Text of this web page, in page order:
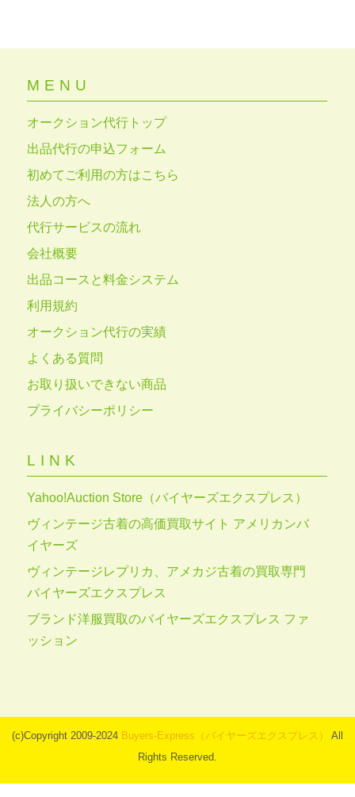
MENU
オークション代行トップ
出品代行の申込フォーム
初めてご利用の方はこちら
法人の方へ
代行サービスの流れ
会社概要
出品コースと料金システム
利用規約
オークション代行の実績
よくある質問
お取り扱いできない商品
プライバシーポリシー
LINK
Yahoo!Auction Store（バイヤーズエクスプレス）
ヴィンテージ古着の高価買取サイト アメリカンバ
イヤーズ
ヴィンテージレプリカ、アメカジ古着の買取専門
バイヤーズエクスプレス
ブランド洋服買取のバイヤーズエクスプレス ファ
ッション
(c)Copyright 2009-2024 Buyers-Express（バイヤーズエクスプレス）
All
Rights Reserved.